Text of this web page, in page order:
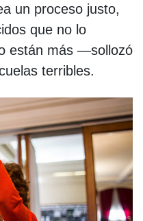
un proceso justo,
que no lo
están más —sollozó
terribles.